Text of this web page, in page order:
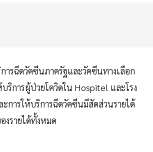
ารฉีดวัคซีนภาครัฐและวัคซีนทางเลือก
ริการผู้ป่วยโควิดใน Hospitel และโรง
การให้บริการฉีดวัคซีนมีสัดส่วนรายได้
งรายได้ทั้งหมด